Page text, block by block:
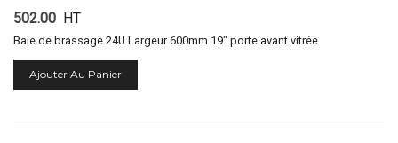
502.00 HT
Baie de brassage 24U Largeur 600mm 19" porte avant vitrée
Ajouter Au Panier